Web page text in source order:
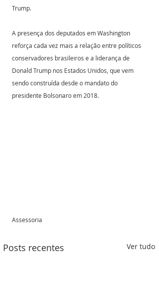
Trump.
A presença dos deputados em Washington
reforça cada vez mais a relação entre políticos
conservadores brasileiros e a liderança de
Donald Trump nos Estados Unidos, que vem
sendo construída desde o mandato do
presidente Bolsonaro em 2018.
Assessoria
Posts recentes Ver tudo